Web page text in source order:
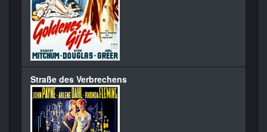
Straße des Verbrechens